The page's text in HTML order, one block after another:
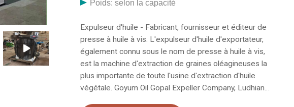
Poids: selon la capacité
Expulseur d'huile - Fabricant, fournisseur et éditeur de
presse à huile à vis. L'expulseur d'huile d'exportateur,
également connu sous le nom de presse à huile à vis,
est la machine d'extraction de graines oléagineuses la
plus importante de toute l'usine d'extraction d'huile
végétale. Goyum Oil Gopal Expeller Company, Ludhiana